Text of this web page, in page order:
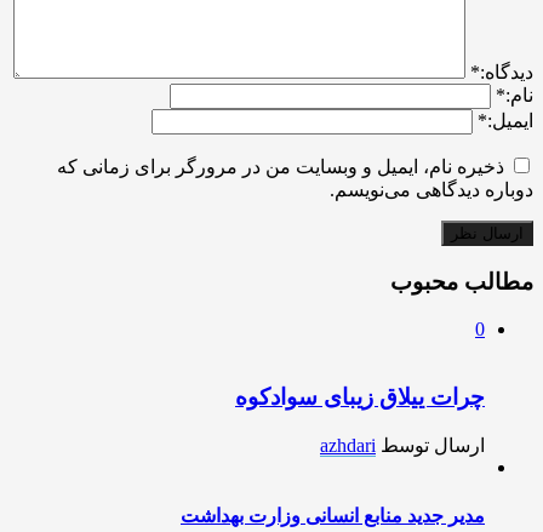
ديدگاه:*
نام:*
ایمیل:*
ذخیره نام، ایمیل و وبسایت من در مرورگر برای زمانی که
دوباره دیدگاهی می‌نویسم.
مطالب محبوب
0
چرات ییلاق زیبای سوادکوه
ارسال توسط azhdari
مدیر جدید منابع انسانی وزارت بهداشت